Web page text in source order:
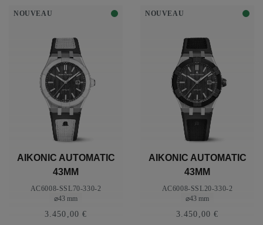
NOUVEAU
AIKONIC AUTOMATIC
43MM
AC6008-SSL70-330-2
⌀43 mm
3.450,00 €
NOUVEAU
AIKONIC AUTOMATIC
43MM
AC6008-SSL20-330-2
⌀43 mm
3.450,00 €